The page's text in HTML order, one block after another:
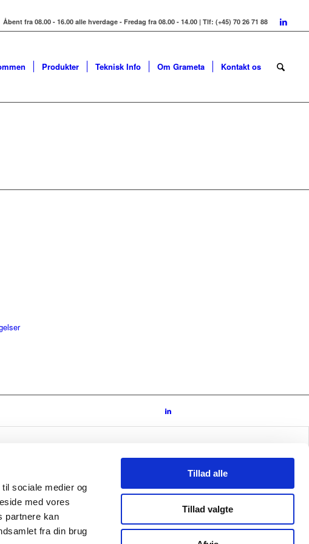
sociale medier og
med vores
partnere kan
fra din brug
Tillad alle
Tillad valgte
Åbent fra 08.00 - 16.00 alle hverdage - Fredag fra 08.00 - 14.00 | Tlf: (+45) 70 26 71 88
Produkter Teknisk Info Om Grameta Kontakt os